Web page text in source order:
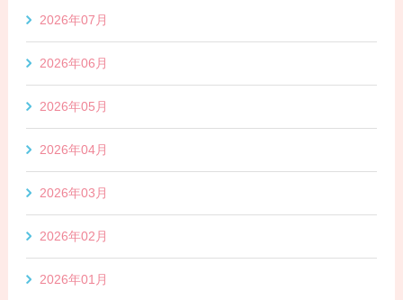
2026年07月
2026年06月
2026年05月
2026年04月
2026年03月
2026年02月
2026年01月